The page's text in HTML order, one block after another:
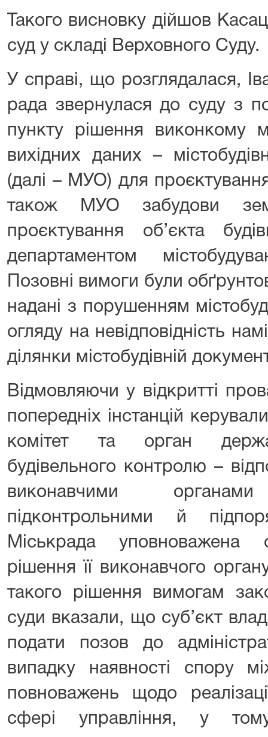
Такого висновку дійшов
суд у складі Верховного Суду.
У справі, що розглядалася,
рада звернулася до суду з
пункту рішення виконкому
вихідних даних –
(далі – МУО) для
також МУО забудови
проєктування об’єкта
департаментом
Позовні вимоги були
надані з порушенням
огляду на невідповідність
ділянки містобудівній
Відмовляючи у відкритті
попередніх інстанцій
комітет та орган
будівельного контролю –
виконавчими
підконтрольними й
Міськрада уповноважена
рішення її виконавчого
такого рішення вимогам
суди вказали, що суб’єкт
подати позов до
випадку наявності спору
повноважень щодо
сфері управління, у